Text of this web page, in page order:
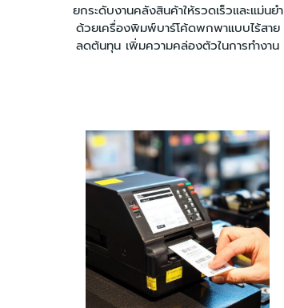
ยกระดับงานคลังสินค้าให้รวดเร็วและแม่นยำ
ด้วยเครื่องพิมพ์บาร์โค้ดพกพาแบบไร้สาย
ลดต้นทุน เพิ่มความคล่องตัวในการทำงาน